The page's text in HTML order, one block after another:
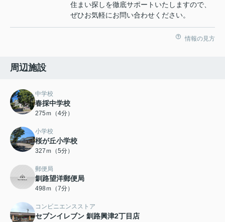
住まい探しを徹底サポートいたしますので、
ぜひお気軽にお問い合わせください。
情報の見方
周辺施設
中学校
春採中学校
275ｍ（4分）
小学校
桜が丘小学校
327ｍ（5分）
郵便局
釧路望洋郵便局
498ｍ（7分）
コンビニエンスストア
セブンイレブン 釧路興津2丁目店